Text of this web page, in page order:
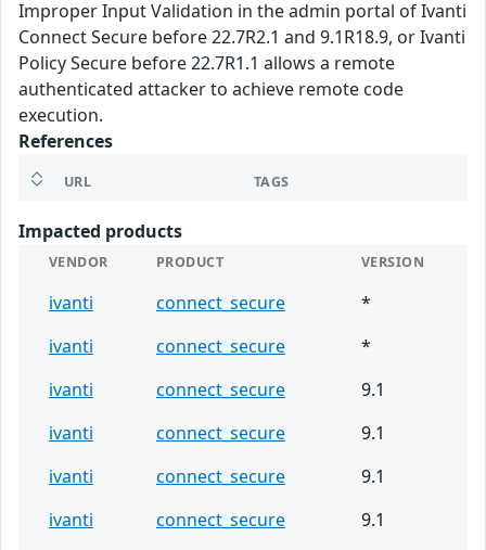
Improper Input Validation in the admin portal of Ivanti
Connect Secure before 22.7R2.1 and 9.1R18.9, or Ivanti
Policy Secure before 22.7R1.1 allows a remote
authenticated attacker to achieve remote code
execution.
References
URL TAGS
Impacted products
VENDOR PRODUCT VERSION
ivanti connect_secure
*
ivanti
connect_secure
*
ivanti
connect_secure
9.1
ivanti
connect_secure
9.1
ivanti
connect_secure
9.1
ivanti
connect_secure
9.1